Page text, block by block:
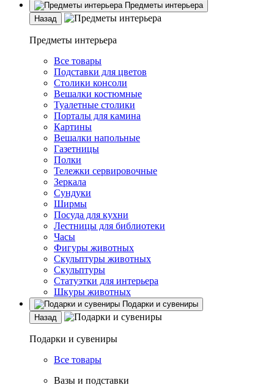
Предметы интерьера
Назад
Предметы интерьера
Все товары
Подставки для цветов
Столики консоли
Вешалки костюмные
Туалетные столики
Порталы для камина
Картины
Вешалки напольные
Газетницы
Полки
Тележки сервировочные
Зеркала
Сундуки
Ширмы
Посуда для кухни
Лестницы для библиотеки
Часы
Фигуры животных
Скульптуры животных
Скульптуры
Статуэтки для интерьера
Шкуры животных
Подарки и сувениры
Назад
Подарки и сувениры
Все товары
Вазы и подставки